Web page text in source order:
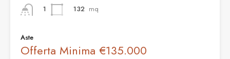
1
132 mq
Aste
Offerta Minima €135.000